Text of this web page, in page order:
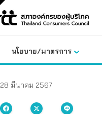
นโยบาย/มาตรการ
28 มีนาคม 2567